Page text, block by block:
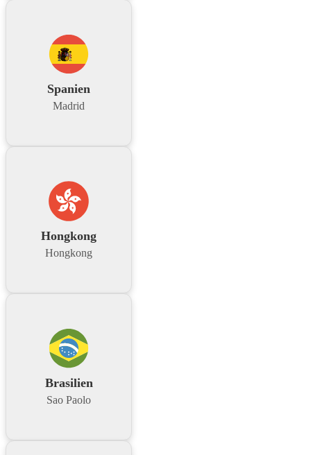
Spanien
Madrid
Hongkong
Hongkong
Brasilien
Sao Paolo